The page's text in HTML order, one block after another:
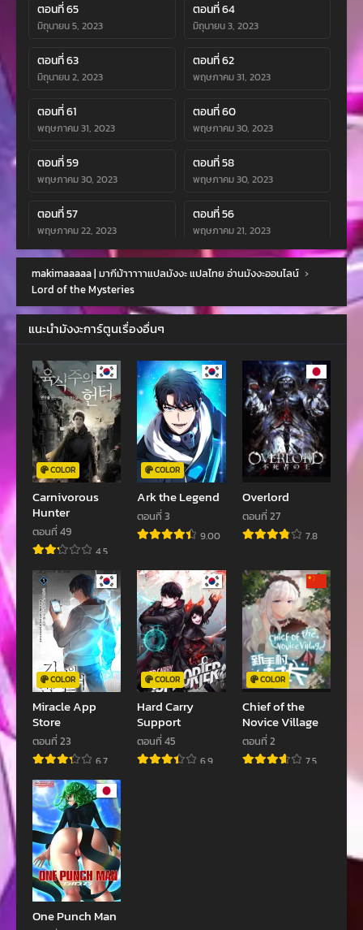
ตอนที่ 65
มิถุนายน 5, 2023
ตอนที่ 64
มิถุนายน 3, 2023
ตอนที่ 63
มิถุนายน 2, 2023
ตอนที่ 62
พฤษภาคม 31, 2023
ตอนที่ 61
พฤษภาคม 31, 2023
ตอนที่ 60
พฤษภาคม 30, 2023
ตอนที่ 59
พฤษภาคม 30, 2023
ตอนที่ 58
พฤษภาคม 30, 2023
ตอนที่ 57
พฤษภาคม 22, 2023
ตอนที่ 56
พฤษภาคม 21, 2023
ตอนที่ 55
พฤษภาคม 20, 2023
ตอนที่ 54
พฤษภาคม 19, 2023
ตอนที่ 53
พฤษภาคม 18, 2023
ตอนที่ 52
ตอนที่ 51
พฤษภาคม 15, 2023
ตอนที่ 50
พฤษภาคม 13, 2023
ตอนที่ 49
พฤษภาคม 12, 2023
ตอนที่ 48
พฤษภาคม 11, 2023
ตอนที่ 47
พฤษภาคม 9, 2023
ตอนที่ 46
พฤษภาคม 9, 2023
ตอนที่ 45
พฤษภาคม 8, 2023 พฤษภาคม 6, 2023
ตอนที่ 43
พฤษภาคม 4, 2023
ตอนที่ 42
พฤษภาคม 2, 2023
ตอนที่ 41
เมษายน 30, 2023
ตอนที่ 40
เมษายน 29, 2023
ตอนที่ 39
เมษายน 27, 2023
ตอนที่ 38
เมษายน 27, 2023
ตอนที่ 37
เมษายน 27, 2023 เมษายน 27, 2023
ตอนที่ 35
เมษายน 27, 2023
ตอนที่ 33
เมษายน 27, 2023
ตอนที่ 31
เมษายน 27, 2023
makimaaaaa | มากีม้าาาาาแปลมังงะ แปลไทย อ่านมังงะออนไลน์ ›
Lord of the Mysteries
แนะนำมังงะการ์ตูนเรื่องอื่นๆ
COLOR
Carnivorous
Hunter
ตอนที่ 49
4.5
COLOR
Ark the Legend
ตอนที่ 3
9.00
Overlord
ตอนที่ 27
7.8
COLOR
Miracle App
Store
ตอนที่ 23
6.7
COLOR
Hard Carry
Support
ตอนที่ 45
6.9
COLOR
Chief of the
Novice Village
ตอนที่ 2
7.5
One Punch Man